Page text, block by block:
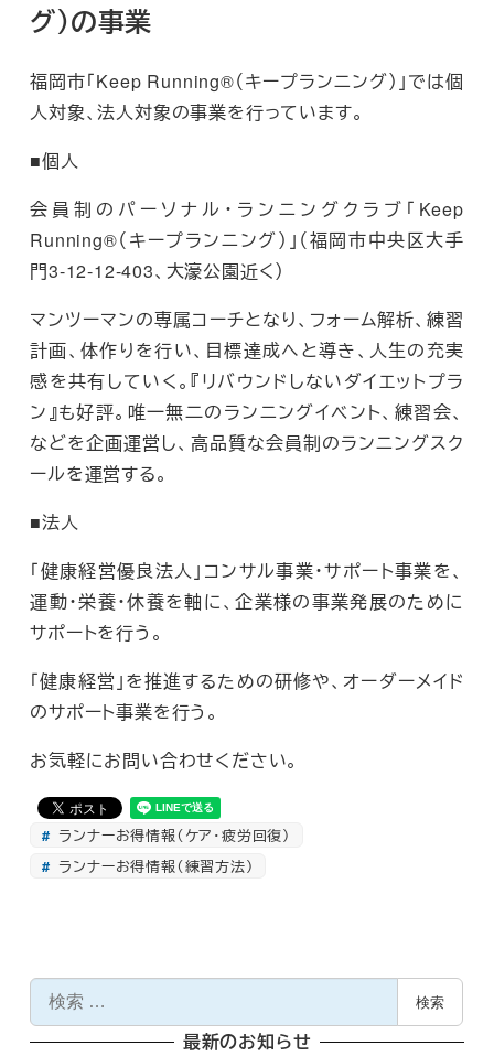
グ）の事業
福岡市「Keep Running®（キープランニング）」では個
人対象、法人対象の事業を行っています。
■個人
会員制のパーソナル・ランニングクラブ「Keep
Running®（キープランニング）」（福岡市中央区大手
門3-12-12-403、大濠公園近く）
マンツーマンの専属コーチとなり、フォーム解析、練習
計画、体作りを行い、目標達成へと導き、人生の充実
感を共有していく。『リバウンドしないダイエットプラ
ン』も好評。唯一無二のランニングイベント、練習会、
などを企画運営し、高品質な会員制のランニングスク
ールを運営する。
■法人
「健康経営優良法人」コンサル事業・サポート事業を、
運動・栄養・休養を軸に、企業様の事業発展のために
サポートを行う。
「健康経営」を推進するための研修や、オーダーメイド
のサポート事業を行う。
お気軽にお問い合わせください。
ランナーお得情報（ケア・疲労回復）
ランナーお得情報（練習方法）
索
検索
最新のお知らせ